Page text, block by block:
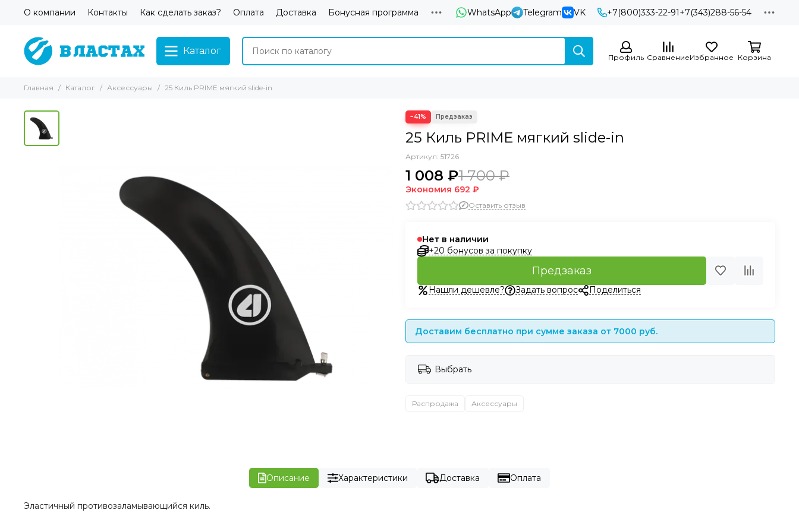
О компании Контакты Как сделать заказ? Оплата Доставка Бонусная программа WhatsApp Telegram VK +7(800)333-22-91+7(343)288-56-54
Каталог
Профиль СравнениеИзбранное Корзина
Главная Каталог Аксессуары 25 Киль PRIME мягкий slide-in
−41%
25 Киль PRIME мягкий slide-in
Артикул: 51726
1 008 ₽1 700 ₽
Экономия 692 ₽
Оставить отзыв
Нет в наличии
+20 бонусов за покупку
Предзаказ
Нашли дешевле? Задать вопрос Поделиться
Доставим бесплатно при сумме заказа от 7000 руб.
Выбрать
Распродажа Аксессуары
Описание Характеристики Доставка Оплата
Эластичный противозаламывающийся киль.